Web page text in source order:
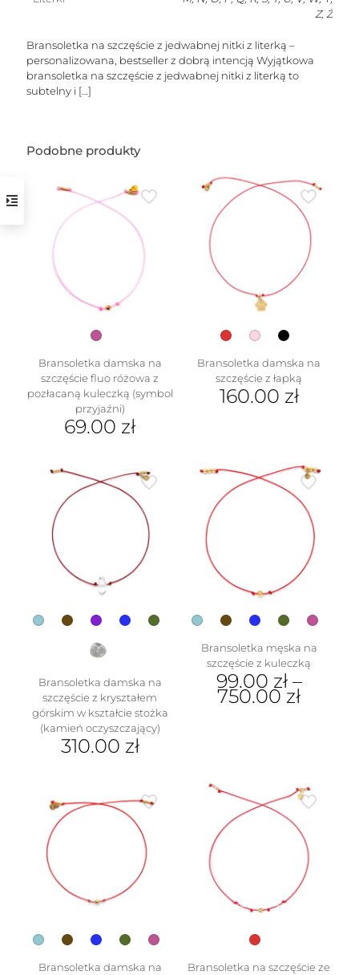
Z, Ż
Bransoletka na szczęście z jedwabnej nitki z literką –
personalizowana, bestseller z dobrą intencją Wyjątkowa
bransoletka na szczęście z jedwabnej nitki z literką to
subtelny i […]
Podobne produkty
Bransoletka damska na
szczęście fluo różowa z
pozłacaną kuleczką (symbol
przyjaźni)
69.00 zł
Bransoletka damska na
szczęście z łapką
160.00 zł
wariantów.
Opcje
produktu
Bransoletka damska na
szczęście z kryształem
górskim w kształcie stożka
(kamień oczyszczający)
310.00 zł
wiele
wariantów.
stronie
Bransoletka męska na
szczęście z kuleczką
99.00 zł–
750.00 zł
można
wybrać
produktu
Bransoletka damska na
Bransoletka na szczęście ze